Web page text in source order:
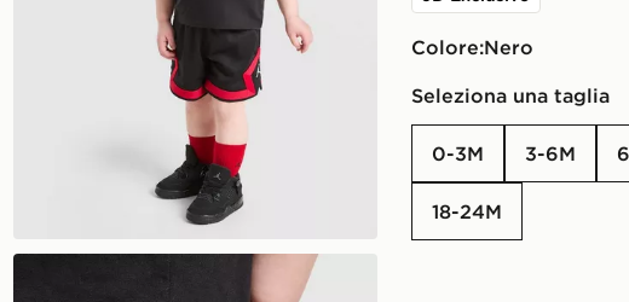
Colore:
nero
Seleziona una taglia
0-3M 3-6M
18-24M